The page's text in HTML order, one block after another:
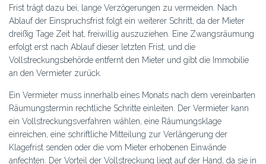
Frist trägt dazu bei, lange Verzögerungen zu vermeiden. Nach
Ablauf der Einspruchsfrist folgt ein weiterer Schritt, da der Mieter
dreißig Tage Zeit hat, freiwillig auszuziehen. Eine Zwangsräumung
erfolgt erst nach Ablauf dieser letzten Frist, und die
Vollstreckungsbehörde entfernt den Mieter und gibt die Immobilie
an den Vermieter zurück.
Ein Vermieter muss innerhalb eines Monats nach dem vereinbarten
Räumungstermin rechtliche Schritte einleiten. Der Vermieter kann
ein Vollstreckungsverfahren wählen, eine Räumungsklage
einreichen, eine schriftliche Mitteilung zur Verlängerung der
Klagefrist senden oder die vom Mieter erhobenen Einwände
anfechten. Der Vorteil der Vollstreckung liegt auf der Hand, da sie in